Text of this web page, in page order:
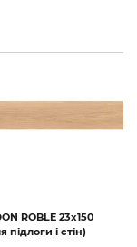
ROBLE 23x150
підлоги і стін)